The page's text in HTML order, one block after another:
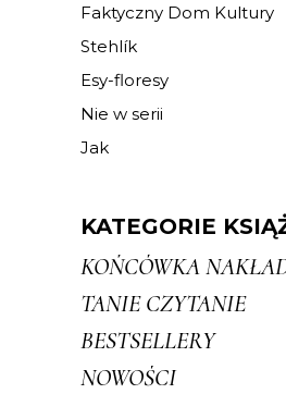
Faktyczny Dom Kultury
Stehlík
Esy-floresy
Nie w serii
Jak
KATEGORIE
KOŃCÓWKA
TANIE CZYTANIE
BESTSELLERY
NOWOŚCI